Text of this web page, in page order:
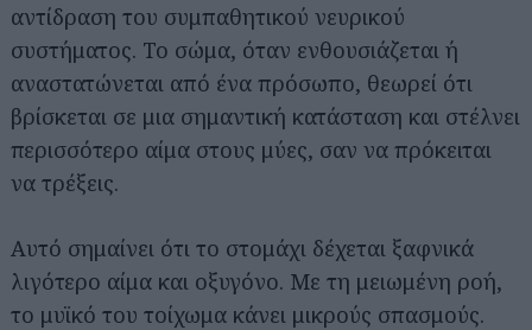
αντίδραση του συμπαθητικού νευρικού
συστήματος. Το σώμα, όταν ενθουσιάζεται ή
αναστατώνεται από ένα πρόσωπο, θεωρεί ότι
βρίσκεται σε μια σημαντική κατάσταση και στέλνει
περισσότερο αίμα στους μύες, σαν να πρόκειται
να τρέξεις.
Αυτό σημαίνει ότι το στομάχι δέχεται ξαφνικά
λιγότερο αίμα και οξυγόνο. Με τη μειωμένη ροή,
το μυϊκό του τοίχωμα κάνει μικρούς σπασμούς.